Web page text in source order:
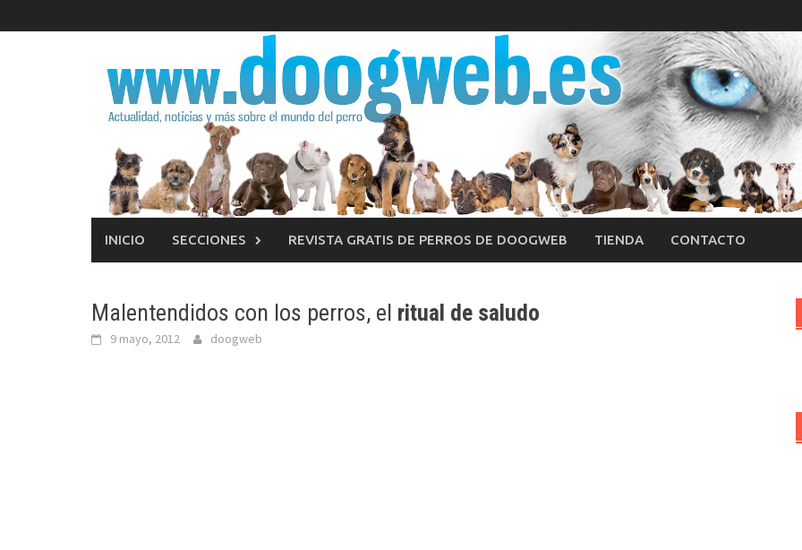
al
INICIO SECCIONES REVISTA GRATIS DE PERROS DE DOOGWEB TIENDA CONTACTO
Malentendidos con los perros, el ritual de saludo
9 mayo, 2012 doogweb